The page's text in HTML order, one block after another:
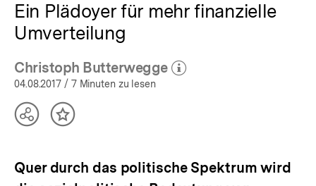
Ein Plädoyer für mehr finanzielle
Umverteilung
Christoph Butterwegge
(Mehr zum Autor)
04.08.2017 / 7 Minuten zu lesen
TeilenInhalt
Quer durch das politische Spektrum wird